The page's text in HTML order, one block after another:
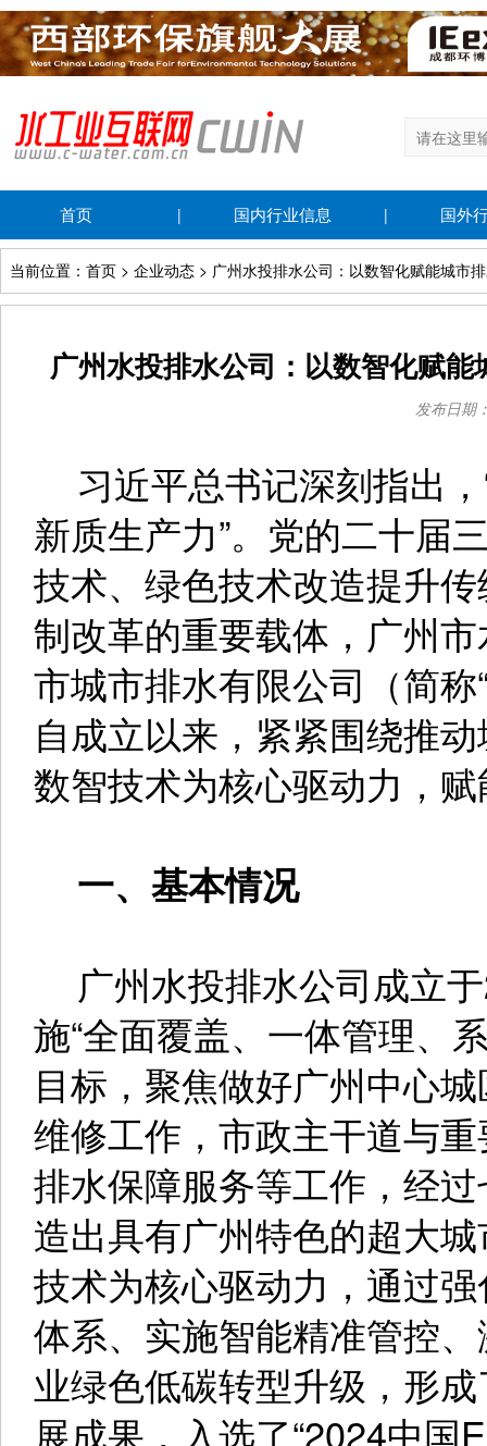
首页 | 国内行业信息 | 国外
当前位置：首页 > 企业动态 > 广州水投排水公司：以数智化赋能城市
广州水投排水公司：以数智化赋
发布日期
习近平总书记深刻指出
新质生产力”。党的二十届
技术、绿色技术改造提升
制改革的重要载体，广州
市城市排水有限公司（简称
自成立以来，紧紧围绕推
数智技术为核心驱动力，
一、基本情况
广州水投排水公司成立
施“全面覆盖、一体管理、
目标，聚焦做好广州中心
维修工作，市政主干道与
排水保障服务等工作，经
造出具有广州特色的超大
技术为核心驱动力，通过
体系、实施智能精准管控
业绿色低碳转型升级，形
展成果，入选了“2024中国